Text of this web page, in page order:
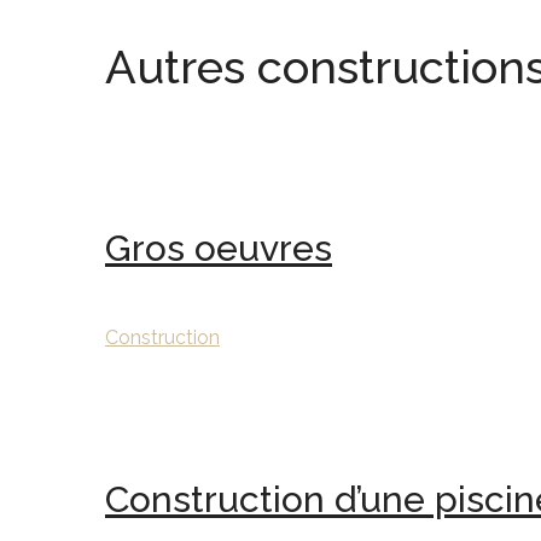
Autres
Gros oeuvres
Construction
Construction d’une